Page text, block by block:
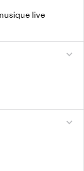
live
expand_more
expand_more